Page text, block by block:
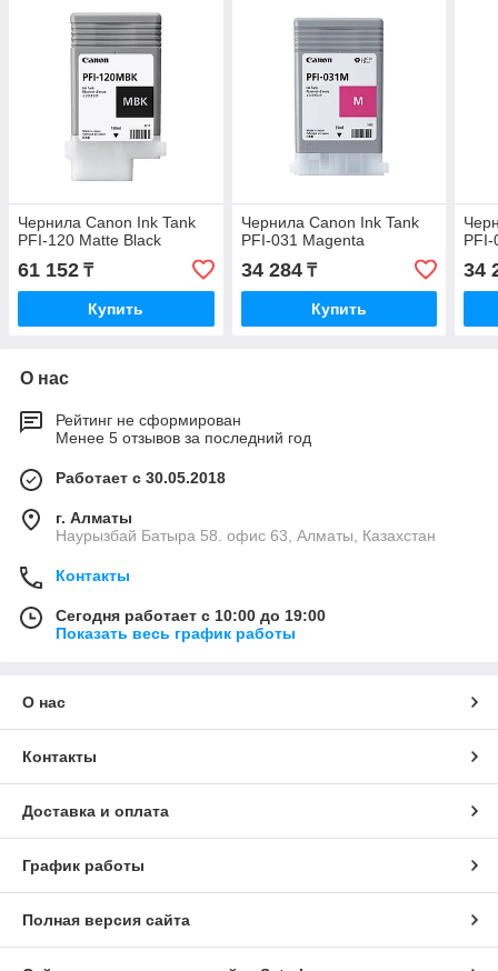
Чернила Canon Ink Tank
PFI-120 Matte Black
61 152 ₸
Купить
Чернила Canon Ink Tank
PFI-031 Magenta
34 284₸
Купить
PFI-
34
О нас
Рейтинг не сформирован
Менее 5 отзывов за последний год
Работает с 30.05.2018
г. Алматы
Наурызбай Батыра 58. офис 63, Алматы, Казахстан
Контакты
Сегодня работает с 10:00 до 19:00
Показать весь график работы
О нас
Контакты
Доставка и оплата
График работы
Полная версия сайта